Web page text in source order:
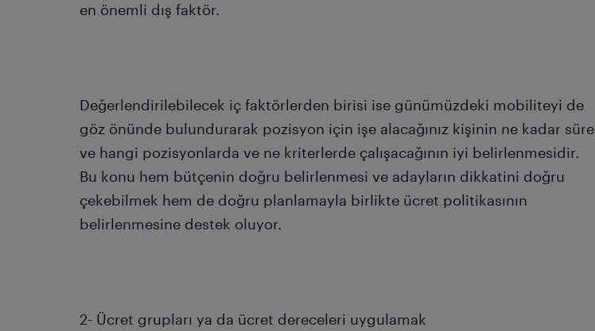
en önemli dış faktör.
Değerlendirilebilecek iç faktörlerden birisi ise günümüzdeki mobiliteyi de
göz önünde bulundurarak pozisyon için işe alacağınız kişinin ne kadar süre
ve hangi pozisyonlarda ve ne kriterlerde çalışacağının iyi belirlenmesidir.
Bu konu hem bütçenin doğru belirlenmesi ve adayların dikkatini doğru
çekebilmek hem de doğru planlamayla birlikte ücret politikasının
belirlenmesine destek oluyor.
2- Ücret grupları ya da ücret dereceleri uygulamak